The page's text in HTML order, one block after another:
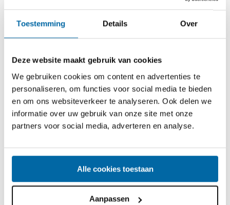
Toestemming Details Over
Deze website maakt gebruik van cookies
We gebruiken cookies om content en advertenties te
personaliseren, om functies voor social media te bieden
en om ons websiteverkeer te analyseren. Ook delen we
informatie over uw gebruik van onze site met onze
partners voor social media, adverteren en analyse.
Alle cookies toestaan
Aanpassen